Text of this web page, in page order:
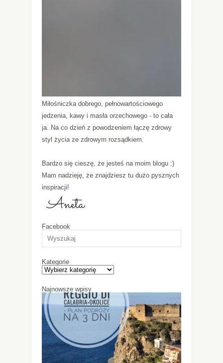
Miłośniczka dobrego, pełnowartościowego
jedzenia, kawy i masła orzechowego - to cała
ja. Na co dzień z powodzeniem łączę zdrowy
styl życia ze zdrowym rozsądkiem.
Bardzo się cieszę, że jesteś na moim blogu :)
Mam nadzieję, że znajdziesz tu dużo pysznych
inspiracji!
Facebook
Kategorie
Najnowsze wpisy